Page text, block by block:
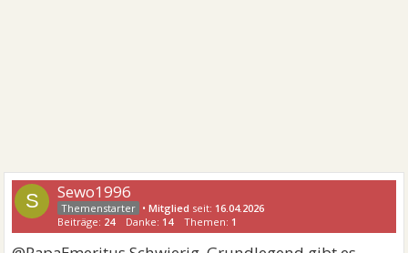
S Sewo1996
•Mitglied seit: 16.04.2026
Beiträge: 24 Danke: 14 Themen: 1